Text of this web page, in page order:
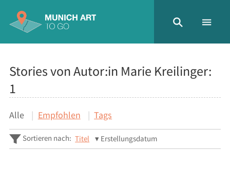
Stories von Autor:in Marie Kreilinger:
1
Alle Empfohlen Tags
Sortieren nach: Titel Erstellungsdatum